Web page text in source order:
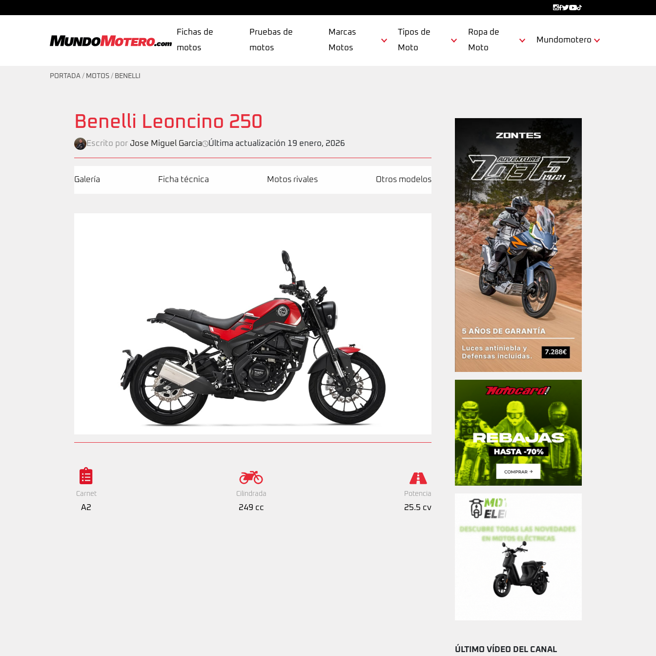
Fichas de
motos
Pruebas de
motos
Marcas
Motos
Tipos de
Moto
Ropa de
Moto
Mundomotero
PORTADA / MOTOS / BENELLI
Benelli Leoncino 250
Escrito por Jose Miguel Garcia Última actualización 19 enero, 2026
Galería Ficha técnica Motos rivales Otros modelos
Carnet
A2
Cilindrada
249 cc
Potencia
25.5 cv
ÚLTIMO VÍDEO DEL CANAL